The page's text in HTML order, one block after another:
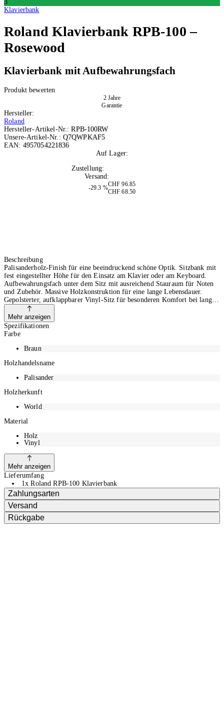
3
Klavierbank
Roland Klavierbank RPB-100 –
Rosewood
Klavierbank mit Aufbewahrungsfach
Produkt bewerten
2 Jahre
Garantie
Hersteller:
Roland
Hersteller-Artikel-Nr.:RPB-100RW
Unsere-Artikel-Nr.: Q7QWPKAF5
EAN: 4957054221836
Auf Lager:
Zustellung:
Versand:
-29.3 %
CHF 96.85
CHF 68.50
Beschreibung
Palisanderholz-Finish für eine beeindruckend schöne Optik. Sitzbank mit
fest eingestellter Höhe für den Einsatz am Klavier oder am Keyboard.
Aufbewahrungsfach unter dem Sitz mit ausreichend Stauraum für Noten
und Zubehör. Massive Holzkonstruktion für eine lange Lebensdauer.
Gepolsterter, aufklappbarer Vinyl-Sitz für besonderen Komfort bei langer
Spieldauer.
Mehr anzeigen
Spezifikationen
Farbe
Braun
Holzhandelsname
Palisander
Holzherkunft
World
Material
Holz
Vinyl
Mehr anzeigen
Lieferumfang
1x Roland RPB-100 Klavierbank
Zahlungsarten
Versand
Rückgabe